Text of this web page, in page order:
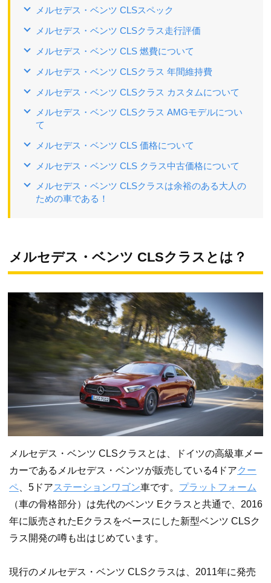
メルセデス・ベンツ CLSスペック
メルセデス・ベンツ CLSクラス走行評価
メルセデス・ベンツ CLS 燃費について
メルセデス・ベンツ CLSクラス 年間維持費
メルセデス・ベンツ CLSクラス カスタムについて
メルセデス・ベンツ CLSクラス AMGモデルについ
て
メルセデス・ベンツ CLS 価格について
メルセデス・ベンツ CLS クラス中古価格について
メルセデス・ベンツ CLSクラスは余裕のある大人の
ための車である！
メルセデス・ベンツ CLSクラスとは？
メルセデス・ベンツ CLSクラスとは、ドイツの高級車メー
カーであるメルセデス・ベンツが販売している4ドアクー
ペ 、5ドアステーションワゴン車です。 プラットフォーム
（車の骨格部分）は先代のベンツ Eクラスと共通で、2016
年に販売されたEクラスをベースにした新型ベンツ CLSク
ラス開発の噂も出はじめています。
現行のメルセデス・ベンツ CLSクラスは、2011年に発売